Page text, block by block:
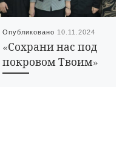
Опубликовано 10.11.2024
«Сохрани нас под
покровом Твоим»